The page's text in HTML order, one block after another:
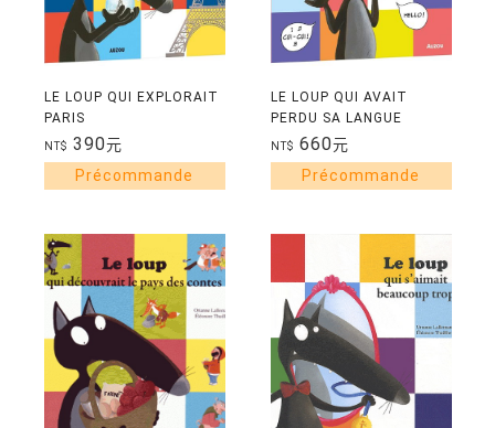
LE LOUP QUI EXPLORAIT
PARIS
NT$ 390元
LE LOUP QUI AVAIT
PERDU SA LANGUE
NT$ 660元